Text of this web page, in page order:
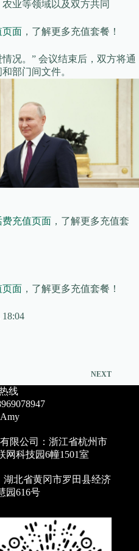
业等领域以及双方共同
页面 ，了解更多充值套餐！
况。” 会议结束后，双方将通
部门间文件。
充值页面 ，了解更多充值套
页面 ，了解更多充值套餐！
NEXT
线
限公司：浙江省杭州市
网科技园6幢1501室
北省黄冈市罗田县经济
园616号